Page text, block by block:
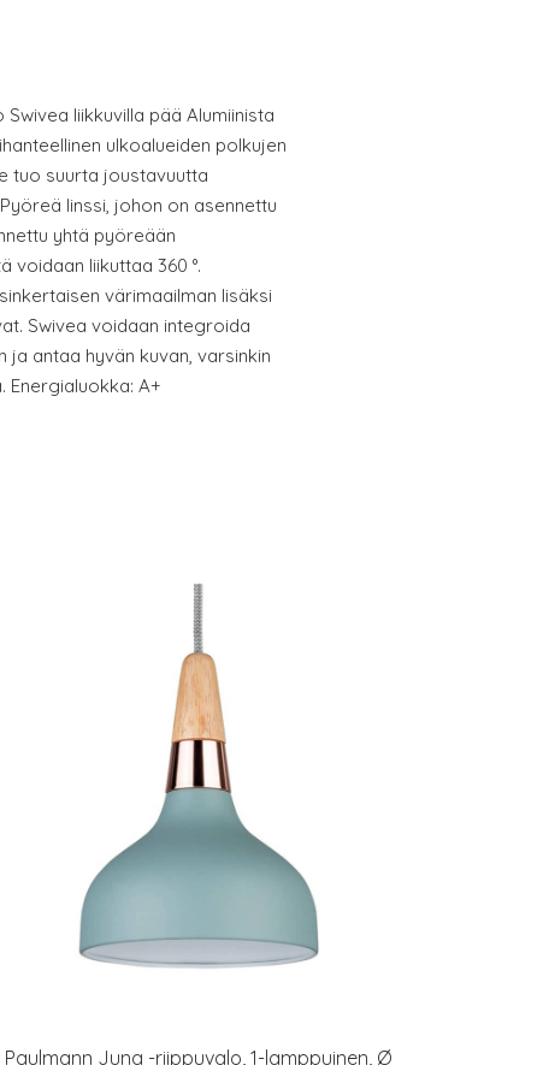
liikkuvilla pää Alumiinista
ulkoalueiden polkujen
tuo suurta joustavuutta
linssi, johon on asennettu
yhtä pyöreään
voidaan liikuttaa 360 °.
värimaailman lisäksi
Swivea voidaan integroida
antaa hyvän kuvan, varsinkin
Energialuokka: A+
Paulmann Juna -riippuvalo, 1-lamppuinen, Ø